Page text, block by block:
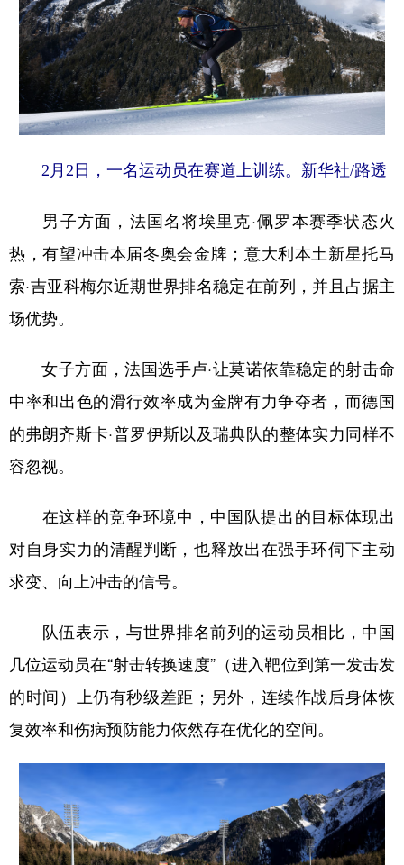
2月2日，一名运动员在赛道上训练。新华社/路透
男子方面，法国名将埃里克·佩罗本赛季状态火
热，有望冲击本届冬奥会金牌；意大利本土新星托马
索·吉亚科梅尔近期世界排名稳定在前列，并且占据主
场优势。
女子方面，法国选手卢·让莫诺依靠稳定的射击命
中率和出色的滑行效率成为金牌有力争夺者，而德国
的弗朗齐斯卡·普罗伊斯以及瑞典队的整体实力同样不
容忽视。
在这样的竞争环境中，中国队提出的目标体现出
对自身实力的清醒判断，也释放出在强手环伺下主动
求变、向上冲击的信号。
队伍表示，与世界排名前列的运动员相比，中国
几位运动员在“射击转换速度”（进入靶位到第一发击发
的时间）上仍有秒级差距；另外，连续作战后身体恢
复效率和伤病预防能力依然存在优化的空间。